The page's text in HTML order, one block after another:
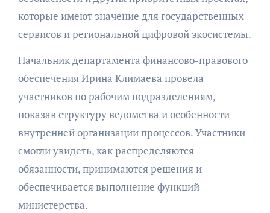
которые имеют значение для государственных
сервисов и региональной цифровой экосистемы.
Начальник департамента финансово-правового
обеспечения Ирина Климаева провела
участников по рабочим подразделениям,
показав структуру ведомства и особенности
внутренней организации процессов. Участники
смогли увидеть, как распределяются
обязанности, принимаются решения и
обеспечивается выполнение функций
министерства.